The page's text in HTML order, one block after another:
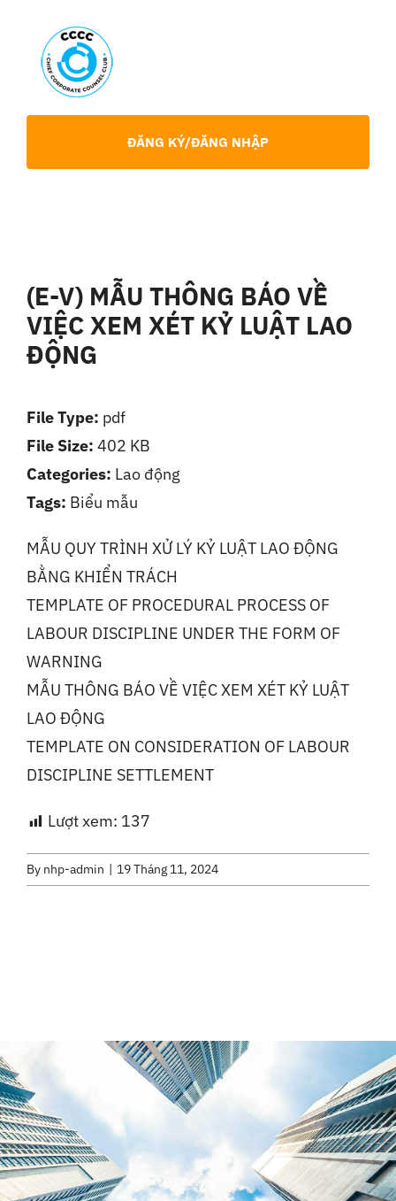
content
Chia Sẻ Chuyên Môn
Tin tức
Liên Hệ
ĐĂNG KÝ/ĐĂNG NHẬP
(E-V) MẪU THÔNG BÁO VỀ
VIỆC XEM XÉT KỶ LUẬT LAO
ĐỘNG
MẪU QUY TRÌNH XỬ LÝ KỶ LUẬT LAO ĐỘNG
BẰNG KHIỂN TRÁCH
TEMPLATE OF PROCEDURAL PROCESS OF
LABOUR DISCIPLINE UNDER THE FORM OF
WARNING
MẪU THÔNG BÁO VỀ VIỆC XEM XÉT KỶ LUẬT
LAO ĐỘNG
TEMPLATE ON CONSIDERATION OF LABOUR
DISCIPLINE SETTLEMENT
Lượt xem: 137
File Type: pdf
File Size: 402 KB
Categories: Lao động
Tags: Biểu mẫu
By nhp-admin 19 Tháng 11, 2024